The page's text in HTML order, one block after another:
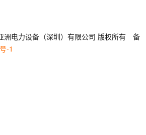
洲电力设备（深圳）有限公司 版权所有 备
-1